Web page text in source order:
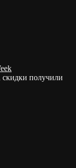
скидки получили